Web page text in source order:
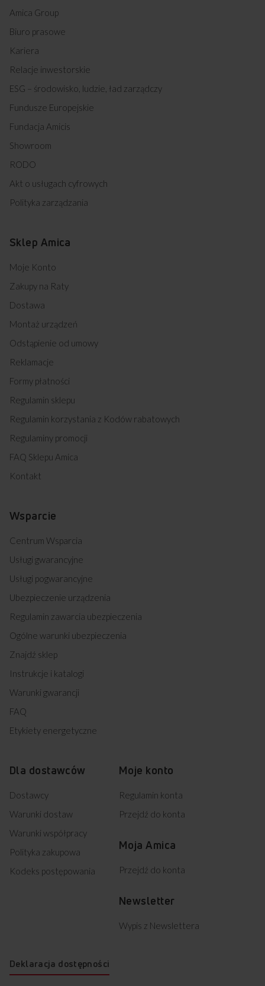
Amica Group
Biuro prasowe
Kariera
Relacje inwestorskie
ESG – środowisko, ludzie, ład zarządczy
Fundusze Europejskie
Fundacja Amicis
Showroom
RODO
Akt o usługach cyfrowych
Polityka zarządzania
Sklep Amica
Moje Konto
Zakupy na Raty
Dostawa
Montaż urządzeń
Odstąpienie od umowy
Reklamacje
Formy płatności
Regulamin sklepu
Regulamin korzystania z Kodów rabatowych
Regulaminy promocji
FAQ Sklepu Amica
Kontakt
Wsparcie
Centrum Wsparcia
Usługi gwarancyjne
Usługi pogwarancyjne
Ubezpieczenie urządzenia
Regulamin zawarcia ubezpieczenia
Ogólne warunki ubezpieczenia
Znajdź sklep
Instrukcje i katalogi
Warunki gwarancji
FAQ
Etykiety energetyczne
Dla dostawców
Dostawcy
Warunki dostaw
Warunki współpracy
Polityka zakupowa
Kodeks postępowania
Moje konto
Regulamin konta
Przejdź do konta
Moja Amica
Przejdź do konta
Newsletter
Wypis z Newslettera
Deklaracja dostępności